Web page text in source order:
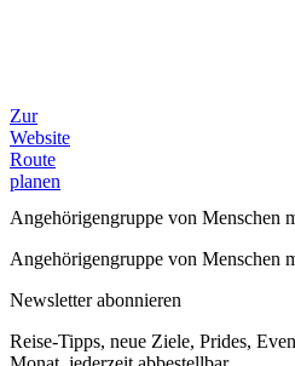
Zur
Website
Route
planen
Angehörigengruppe von
Angehörigengruppe von
Newsletter abonnieren
Reise-Tipps, neue Ziele, Prides,